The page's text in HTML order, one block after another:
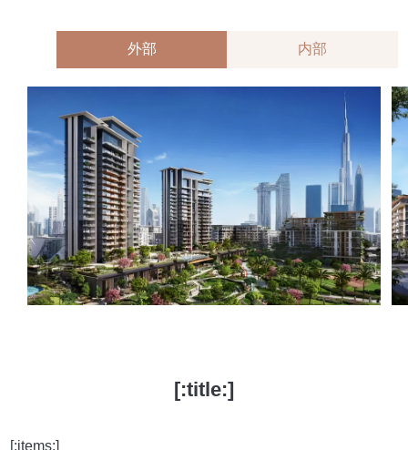
外部 内部
[:title:]
[:items:]